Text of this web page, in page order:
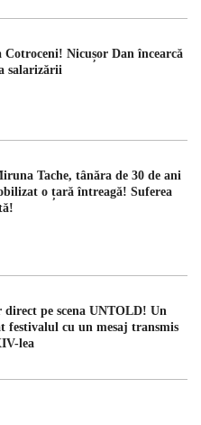
Cotroceni! Nicușor Dan încearcă
salarizării
Tache, tânăra de 30 de ani
o țară întreagă! Suferea
direct pe scena UNTOLD! Un
festivalul cu un mesaj transmis
lea